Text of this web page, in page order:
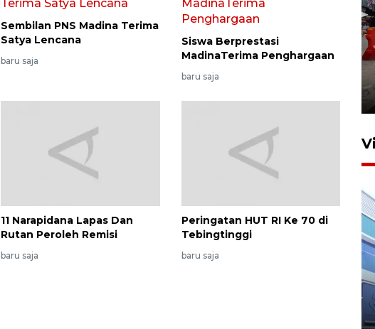
Sembilan PNS Madina Terima
Satya Lencana
baru saja
Siswa Berprestasi
MadinaTerima Penghargaan
baru saja
11 Narapidana Lapas Dan
Rutan Peroleh Remisi
baru saja
Peringatan HUT RI Ke 70 di
Tebingtinggi
baru saja
Pelaporan SPT Tahunan di